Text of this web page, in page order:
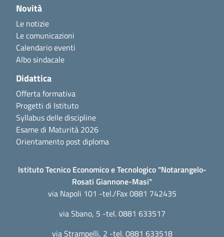
Novità
Le notizie
Le comunicazioni
Calendario eventi
Albo sindacale
Didattica
Offerta formativa
Progetti di Istituto
Syllabus delle discipline
Esame di Maturità 2026
Orientamento post diploma
Istituto Tecnico Economico e Tecnologico "Notarangelo-
Rosati Giannone-Masi"
via Napoli 101 -tel./Fax 0881 742435
via Sbano, 5 -tel. 0881 633517
via Strampelli, 2 -tel. 0881 633518